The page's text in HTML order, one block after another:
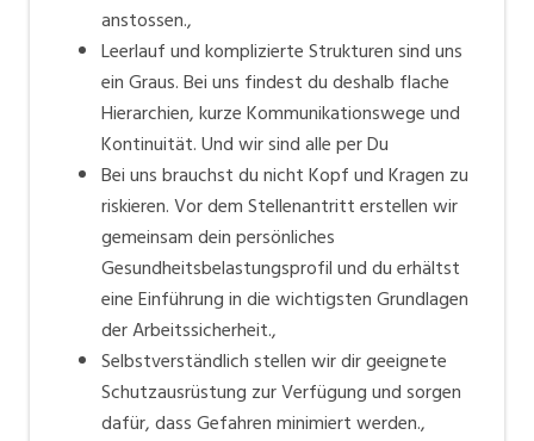
anstossen.,
Leerlauf und komplizierte Strukturen sind uns
ein Graus. Bei uns findest du deshalb flache
Hierarchien, kurze Kommunikationswege und
Kontinuität. Und wir sind alle per Du
Bei uns brauchst du nicht Kopf und Kragen zu
riskieren. Vor dem Stellenantritt erstellen wir
gemeinsam dein persönliches
Gesundheitsbelastungsprofil und du erhältst
eine Einführung in die wichtigsten Grundlagen
der Arbeitssicherheit.,
Selbstverständlich stellen wir dir geeignete
Schutzausrüstung zur Verfügung und sorgen
dafür, dass Gefahren minimiert werden.,